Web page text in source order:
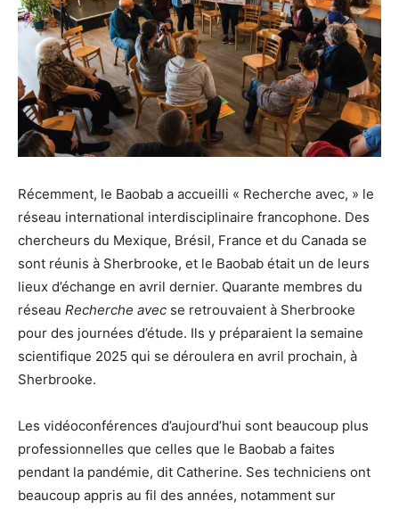
Récemment, le Baobab a accueilli « Recherche avec, » le
réseau international interdisciplinaire francophone. Des
chercheurs du Mexique, Brésil, France et du Canada se
sont réunis à Sherbrooke, et le Baobab était un de leurs
lieux d’échange en avril dernier. Quarante membres du
réseau Recherche avec se retrouvaient à Sherbrooke
pour des journées d’étude. Ils y préparaient la semaine
scientifique 2025 qui se déroulera en avril prochain, à
Sherbrooke.
Les vidéoconférences d’aujourd’hui sont beaucoup plus
professionnelles que celles que le Baobab a faites
pendant la pandémie, dit Catherine. Ses techniciens ont
beaucoup appris au fil des années, notamment sur